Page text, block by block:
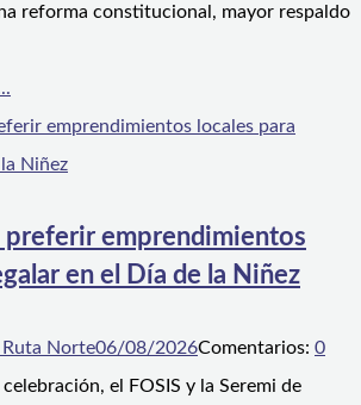
reforma constitucional, mayor respaldo
preferir emprendimientos
en el Día de la Niñez
Ruta Norte06/08/2026Comentarios: 0
el FOSIS y la Seremi de